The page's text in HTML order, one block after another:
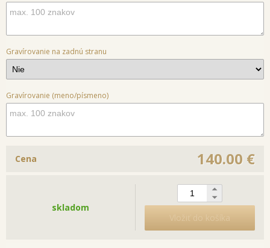
Gravírovanie na zadnú stranu
Gravírovanie (meno/písmeno)
140.00 €
Cena
skladom
Vložiť do košíka